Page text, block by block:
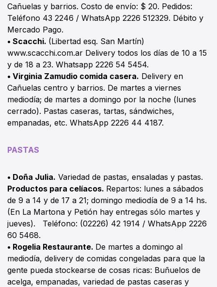
Cañuelas y barrios. Costo de envío: $ 20. Pedidos:
Teléfono 43 2246 / WhatsApp 2226 512329. Débito y
Mercado Pago.
• Scacchi. (Libertad esq. San Martín)
www.scacchi.com.ar Delivery todos los días de 10 a 15
y de 18 a 23. Whatsapp 2226 54 5454.
• Virginia Zamudio comida casera. Delivery en
Cañuelas centro y barrios. De martes a viernes
mediodía; de martes a domingo por la noche (lunes
cerrado). Pastas caseras, tartas, sándwiches,
empanadas, etc. WhatsApp 2226 44 4187.
PASTAS
• Doña Julia. Variedad de pastas, ensaladas y pastas.
Productos para celíacos. Repartos: lunes a sábados
de 9 a 14 y de 17 a 21; domingo mediodía de 9 a 14 hs.
(En La Martona y Petión hay entregas sólo martes y
jueves). Teléfono: (02226) 42 1914 / WhatsApp 2226
60 5468.
• Rogelia Restaurante. De martes a domingo al
mediodía, delivery de comidas congeladas para que la
gente pueda stockearse de cosas ricas: Buñuelos de
acelga, empanadas, variedad de pastas caseras y